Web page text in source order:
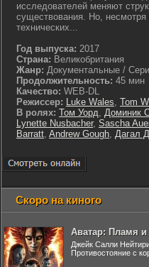
исследователей меняют
существования. Но,
технических...
Год выпуска: 2017
Страна: Великобритания
Жанр: Документальные /
Продолжительность: 45 мин
Качество: WEB-DL
Режиссер: Luke Wales, Tom
В ролях: Том Уорд, Доминик
Lynette Nusbacher, Sascha
Barratt, Andrew Gough, Дагал
Скоро на киного
Аватар: Пламя и
Джейк Салли
Противостояние с